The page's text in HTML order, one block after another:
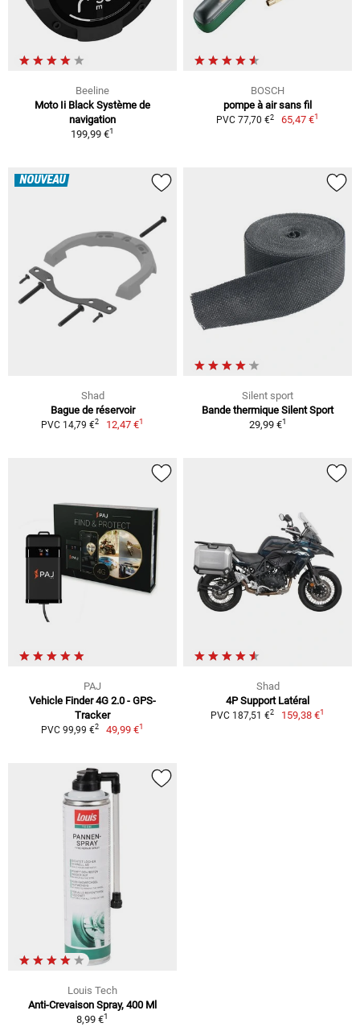
Beeline
Moto Ii Black Système de
navigation
199,99 €1
BOSCH
pompe à air sans fil
PVC 77,70 €2 65,47 €1
NOUVEAU
Shad
Bague de réservoir
PVC 14,79 €2 12,47 €1
Silent sport
Bande thermique Silent Sport
29,99 €1
PAJ
Vehicle Finder 4G 2.0 - GPS-
Tracker
PVC 99,99 €2 49,99 €1
Shad
4P Support Latéral
PVC 187,51 €2 159,38 €1
Louis Tech
Anti-Crevaison Spray, 400 Ml
8,99 €1